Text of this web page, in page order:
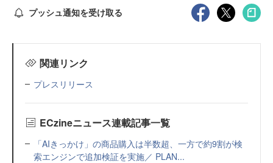
プッシュ通知を受け取る
関連リンク
プレスリリース
ECzineニュース連載記事一覧
「AIきっかけ」の商品購入は半数超、一方で約9割が検
索エンジンで追加検証を実施／ PLAN...